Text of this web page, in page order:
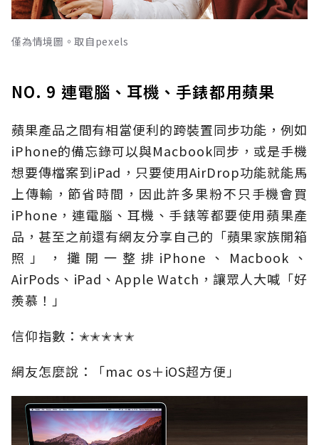
僅為情境圖。取自pexels
NO. 9 連電腦、耳機、手錶都用蘋果
蘋果產品之間有相當便利的跨裝置同步功能，例如
iPhone的備忘錄可以與Macbook同步，或是手機
想要傳檔案到iPad，只要使用AirDrop功能就能馬
上傳輸，節省時間，因此許多果粉不只手機會買
iPhone，連電腦、耳機、手錶等都要使用蘋果產
品，甚至之前還有網友分享自己的「蘋果家族開箱
照」，攤開一整排iPhone、Macbook、
AirPods、iPad、Apple Watch，讓眾人大喊「好
羨慕！」
信仰指數：✭✭✭✭✭
網友怎麼說：「mac os＋iOS超方便」